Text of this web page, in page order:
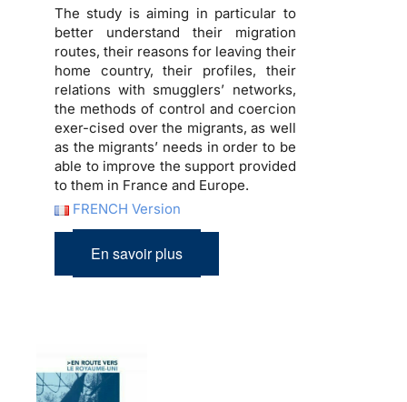
The study is aiming in particular to
better understand their migration
routes, their reasons for leaving their
home country, their profiles, their
relations with smugglers’ networks,
the methods of control and coercion
exer-cised over the migrants, as well
as the migrants’ needs in order to be
able to improve the support provided
to them in France and Europe.
FRENCH Version
En savoir plus